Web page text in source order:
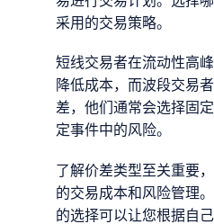
采用的交易策略。
短线交易者在流动性高
降低成本，而波段交易
差，他们通常会选择固
定事件中的风险。
了解价差类型至关重要
的交易成本和风险管理
的选择可以让您根据自